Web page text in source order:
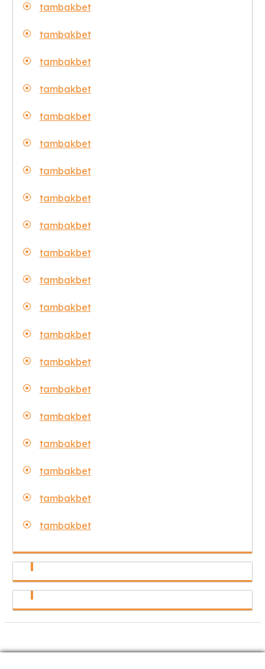
tambakbet
tambakbet
tambakbet
tambakbet
tambakbet
tambakbet
tambakbet
tambakbet
tambakbet
tambakbet
tambakbet
tambakbet
tambakbet
tambakbet
tambakbet
tambakbet
tambakbet
tambakbet
tambakbet
tambakbet